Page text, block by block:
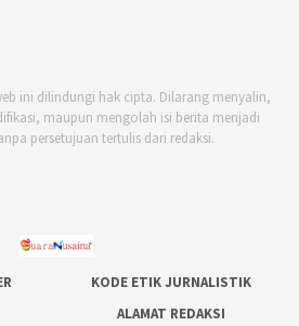
ini dilindungi hak cipta. Dilarang menyalin,
maupun mengolah isi berita menjadi
persetujuan tertulis dari redaksi.
KODE ETIK JURNALISTIK
ALAMAT REDAKSI